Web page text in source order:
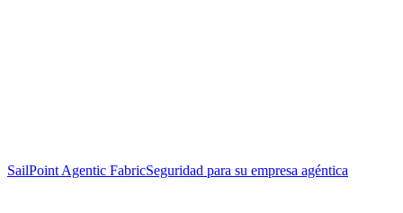
SailPoint Agentic FabricSeguridad para su empresa agéntica